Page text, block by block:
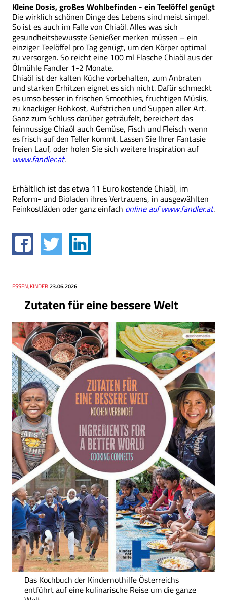
Kleine Dosis, großes Wohlbefinden - ein Teelöffel genügt
Die wirklich schönen Dinge des Lebens sind meist simpel.
So ist es auch im Falle von Chiaöl. Alles was sich
gesundheitsbewusste Genießer merken müssen – ein
einziger Teelöffel pro Tag genügt, um den Körper optimal
zu versorgen. So reicht eine 100 ml Flasche Chiaöl aus der
Ölmühle Fandler 1-2 Monate.
Chiaöl ist der kalten Küche vorbehalten, zum Anbraten
und starken Erhitzen eignet es sich nicht. Dafür schmeckt
es umso besser in frischen Smoothies, fruchtigen Müslis,
zu knackiger Rohkost, Aufstrichen und Suppen aller Art.
Ganz zum Schluss darüber geträufelt, bereichert das
feinnussige Chiaöl auch Gemüse, Fisch und Fleisch wenn
es frisch auf den Teller kommt. Lassen Sie Ihrer Fantasie
freien Lauf, oder holen Sie sich weitere Inspiration auf
www.fandler.at.
Erhältlich ist das etwa 11 Euro kostende Chiaöl, im
Reform- und Bioladen ihres Vertrauens, in ausgewählten
Feinkostläden oder ganz einfach online auf www.fandler.at.
Zutaten für eine bessere Welt
Thema
ESSEN, KINDER
Datum 23.06.2026
Das Kochbuch der Kindernothilfe Österreichs
entführt auf eine kulinarische Reise um die ganze